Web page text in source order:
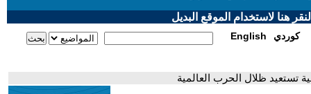
هنا لاستخدام الموقع البديل
English كوردي
تستعيد ظلال الحرب العالمية